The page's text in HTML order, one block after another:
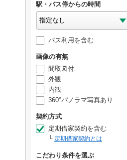
駅・バス停からの時間
バス利用を含む
画像の有無
間取図付
外観
内観
360°パノラマ写真あり
契約方式
定期借家契約を含む
定期借家契約とは
こだわり条件を選ぶ